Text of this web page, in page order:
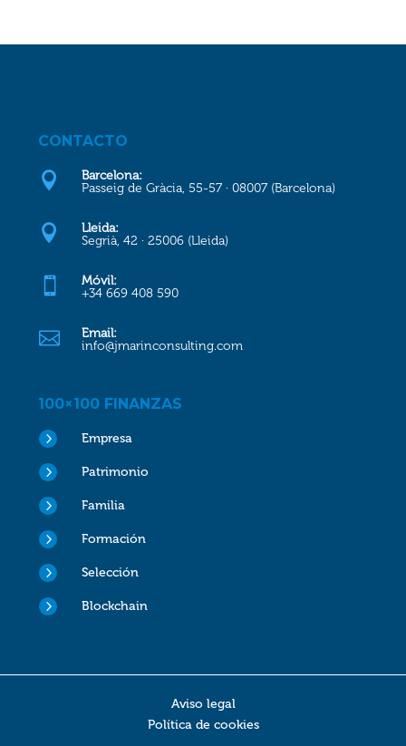
CONTACTO

Barcelona:
Passeig de Gràcia, 55-57 · 08007 (Barcelona)

Lleida:
Segrià, 42 · 25006 (Lleida)

Móvil:
+34 669 408 590

Email:
info@jmarinconsulting.com
100×100 FINANZAS
5 Empresa
5 Patrimonio
5 Familia
5 Formación
5 Selección
5 Blockchain
Aviso legal
Política de cookies